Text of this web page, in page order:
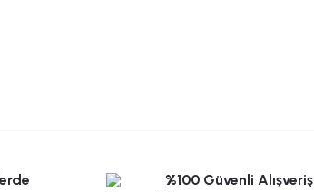
%100 Güvenli Alışveriş